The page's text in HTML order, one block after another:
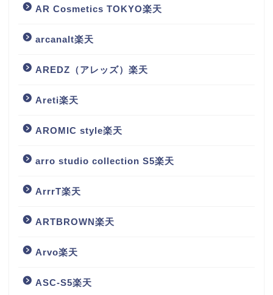
AR Cosmetics TOKYO楽天
arcanalt楽天
AREDZ（アレッズ）楽天
Areti楽天
AROMIC style楽天
arro studio collection S5楽天
ArrrT楽天
ARTBROWN楽天
Arvo楽天
ASC-S5楽天